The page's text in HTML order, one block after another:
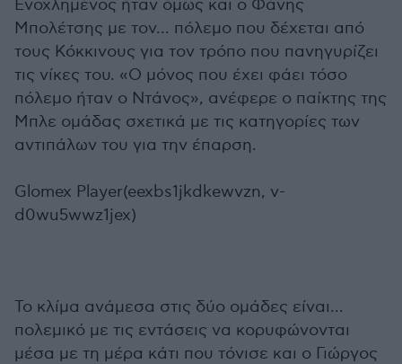
Ενοχλημένος ήταν όμως και ο Φάνης
Μπολέτσης με τον... πόλεμο που δέχεται από
τους Κόκκινους για τον τρόπο που πανηγυρίζει
τις νίκες του. «Ο μόνος που έχει φάει τόσο
πόλεμο ήταν ο Ντάνος», ανέφερε ο παίκτης της
Μπλε ομάδας σχετικά με τις κατηγορίες των
αντιπάλων του για την έπαρση.
Glomex Player(eexbs1jkdkewvzn, v-
d0wu5wwz1jex)
Το κλίμα ανάμεσα στις δύο ομάδες είναι...
πολεμικό με τις εντάσεις να κορυφώνονται
μέσα με τη μέρα κάτι που τόνισε και ο Γιώργος